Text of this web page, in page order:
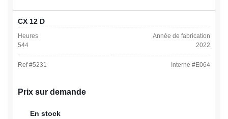
CX 12 D
Heures
544
Année de fabrication
2022
Ref #5231 Interne #E064
Prix sur demande
En stock